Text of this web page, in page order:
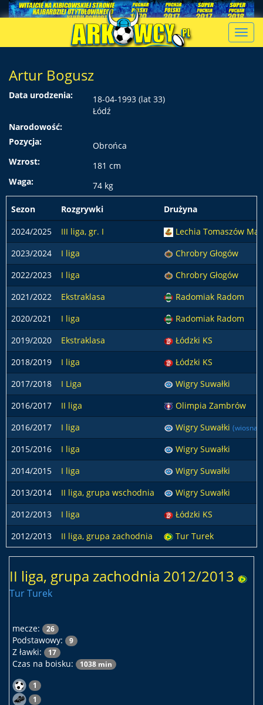
Artur Bogusz
Data urodzenia:
18-04-1993 (lat 33)
Łódź
Narodowość:
Pozycja:
Obrońca
Wzrost:
181 cm
Waga:
74 kg
Sezon Rozgrywki
Drużyna
2024/2025
III liga, gr. I
Lechia Tomaszów
2023/2024
I liga
Chrobry Głogów
2022/2023
I liga
Chrobry Głogów
2021/2022
Ekstraklasa
Radomiak Radom
2020/2021
I liga
Radomiak Radom
2019/2020
Ekstraklasa
Łódzki KS
2018/2019
I liga
Łódzki KS
2017/2018
I Liga
Wigry Suwałki
2016/2017
II liga
Olimpia Zambrów
2016/2017
I liga Wigry Suwałki (wiosna)
2015/2016 I liga
Wigry Suwałki
2014/2015
I liga
Wigry Suwałki
2013/2014
II liga, grupa wschodnia
Wigry Suwałki
2012/2013
I liga
Łódzki KS
2012/2013
II liga, grupa zachodnia Tur Turek
II liga, grupa zachodnia 2012/2013
Tur Turek
mecze: 26
Podstawowy: 9
Z ławki: 17
Czas na boisku: 1038 min
1
1